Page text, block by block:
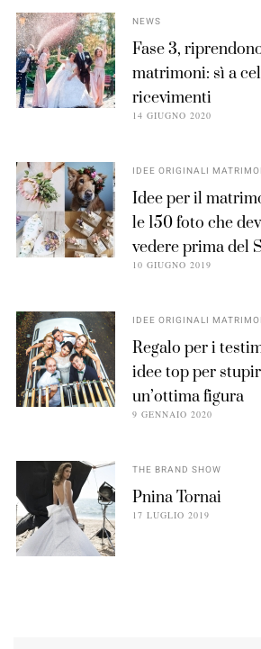
NEWS
Fase 3,
matrimoni: sì a
ricevimenti
14 GIUGNO 2020
IDEE ORIGINALI
Idee per il
le 150 foto che
vedere prima del
10 GIUGNO 2019
IDEE ORIGINALI
Regalo per i
idee top per
un’ottima figura
9 GENNAIO 2020
THE BRAND SHOW
Pnina Tornai
17 LUGLIO 2019